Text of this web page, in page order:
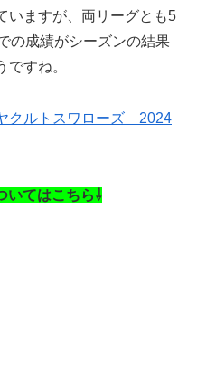
いますが、両リーグとも5
の成績がシーズンの結果
すね。
クルトスワローズ 2024
いてはこちら⇩